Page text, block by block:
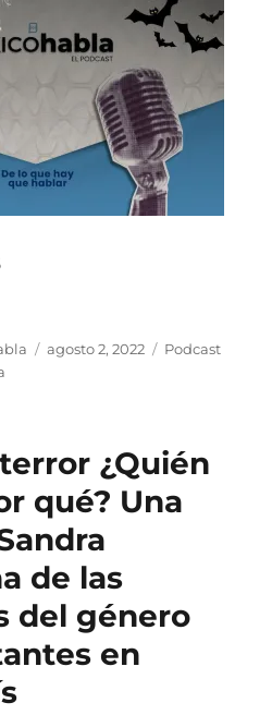
P
c
d
o
e
agosto 2, 2022
C
o
í
Podcast
¿Quién
qué? Una
de las
del género
en